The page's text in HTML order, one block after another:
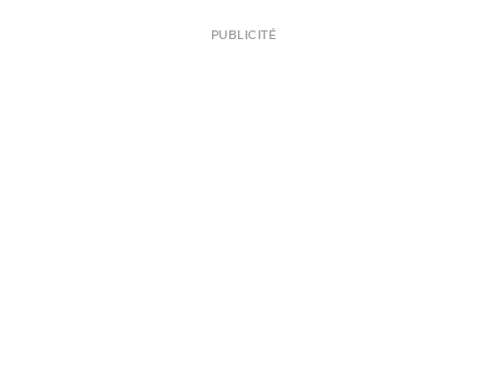
PUBLICITÉ